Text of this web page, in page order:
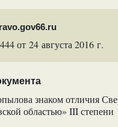
от 24 августа 2016 г.
знаком отличия
областью» III степени